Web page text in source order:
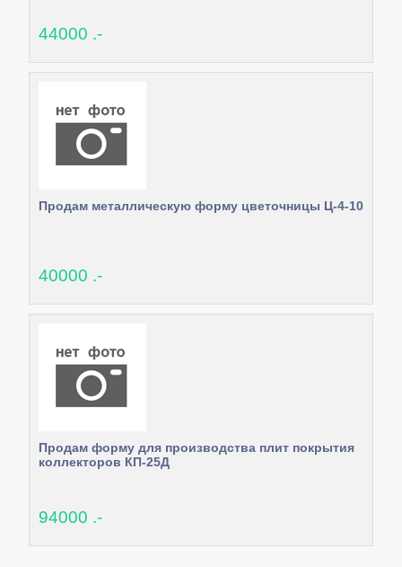
44000 .-
Продам металлическую форму цветочницы Ц-4-10
40000 .-
Продам форму для производства плит покрытия
коллекторов КП-25Д
94000 .-